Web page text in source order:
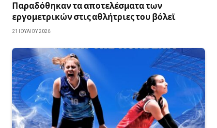
Παραδόθηκαν τα αποτελέσματα των
εργομετρικών στις αθλήτριες του βόλεϊ
21 ΙΟΥΛΊΟΥ 2026